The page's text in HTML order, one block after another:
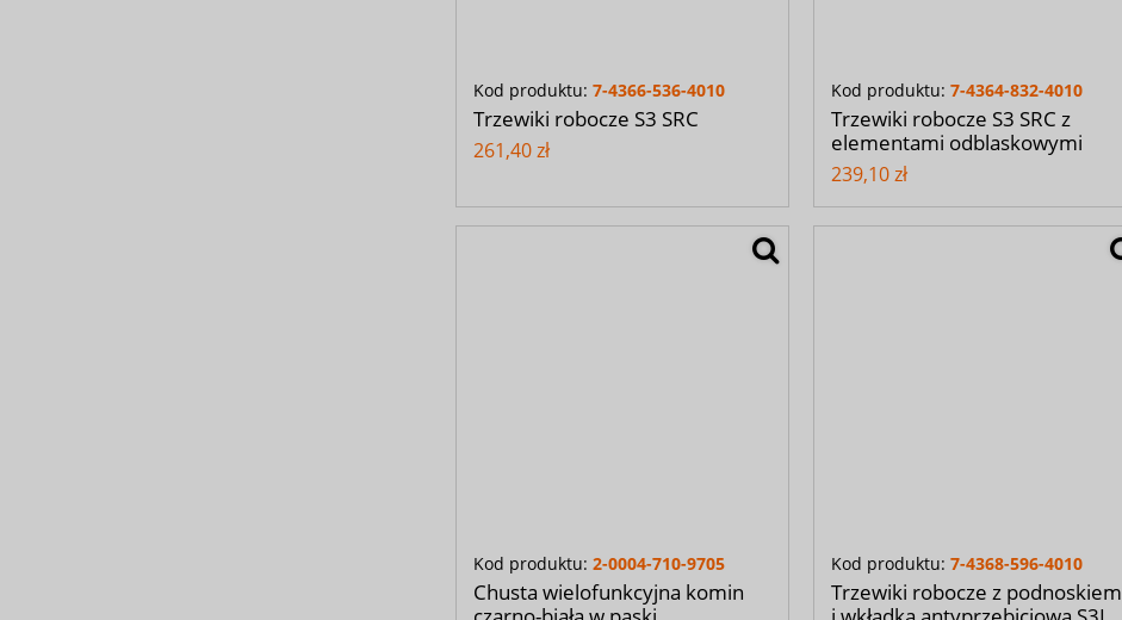
Kod produktu: 7-4366-536-4010
Trzewiki robocze S3 SRC
261,40 zł
Kod produktu: 7-4364-832-4010
Trzewiki robocze S3 SRC z
elementami odblaskowymi
239,10 zł
Kod produktu: 2-0004-710-9705
Chusta wielofunkcyjna komin
Kod produktu: 7-4368-596-4010
Trzewiki robocze z podnoskiem